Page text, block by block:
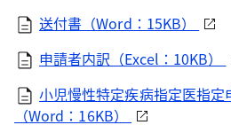
送付書（Word：15KB）
申請者内訳（Excel：10KB）
小児慢性特定疾病指定医指定
（Word：16KB）